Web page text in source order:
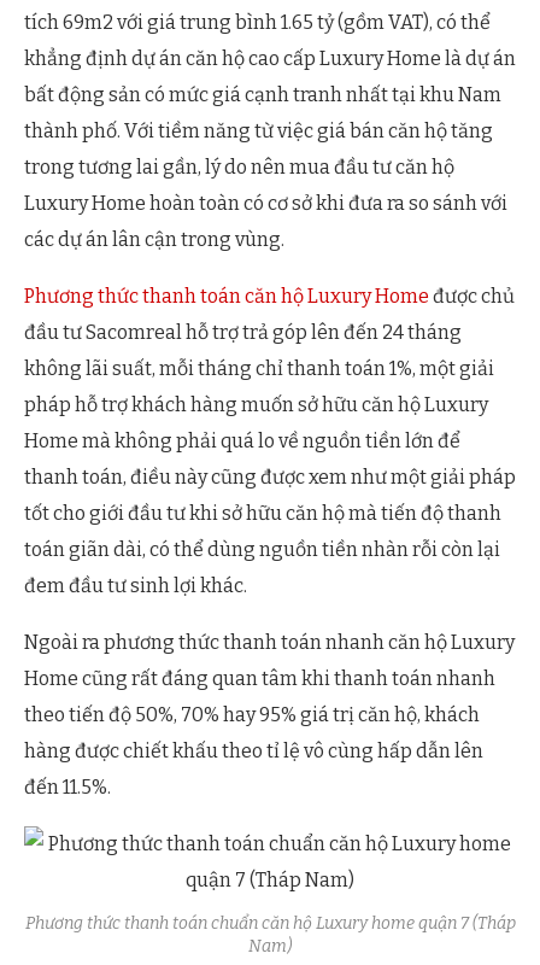
tích 69m2 với giá trung bình 1.65 tỷ (gồm VAT), có thể
khẳng định dự án căn hộ cao cấp Luxury Home là dự án
bất động sản có mức giá cạnh tranh nhất tại khu Nam
thành phố. Với tiềm năng từ việc giá bán căn hộ tăng
trong tương lai gần, lý do nên mua đầu tư căn hộ
Luxury Home hoàn toàn có cơ sở khi đưa ra so sánh với
các dự án lân cận trong vùng.
Phương thức thanh toán căn hộ Luxury Home được chủ
đầu tư Sacomreal hỗ trợ trả góp lên đến 24 tháng
không lãi suất, mỗi tháng chỉ thanh toán 1%, một giải
pháp hỗ trợ khách hàng muốn sở hữu căn hộ Luxury
Home mà không phải quá lo về nguồn tiền lớn để
thanh toán, điều này cũng được xem như một giải pháp
tốt cho giới đầu tư khi sở hữu căn hộ mà tiến độ thanh
toán giãn dài, có thể dùng nguồn tiền nhàn rỗi còn lại
đem đầu tư sinh lợi khác.
Ngoài ra phương thức thanh toán nhanh căn hộ Luxury
Home cũng rất đáng quan tâm khi thanh toán nhanh
theo tiến độ 50%, 70% hay 95% giá trị căn hộ, khách
hàng được chiết khấu theo tỉ lệ vô cùng hấp dẫn lên
đến 11.5%.
Phương thức thanh toán chuẩn căn hộ Luxury home quận 7 (Tháp
Nam)